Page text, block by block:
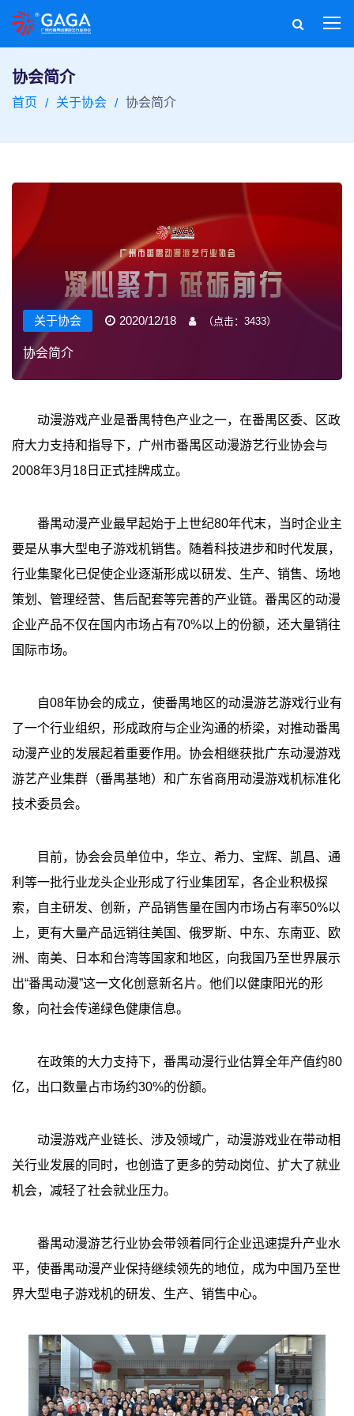
协会简介
首页 关于协会 协会简介
关于协会 2020/12/18 （点击： 3433）
协会简介
动漫游戏产业是番禺特色产业之一，在番禺区委、区政
府大力支持和指导下，广州市番禺区动漫游艺行业协会与
2008年3月18日正式挂牌成立。
番禺动漫产业最早起始于上世纪80年代末，当时企业主
要是从事大型电子游戏机销售。随着科技进步和时代发展，
行业集聚化已促使企业逐渐形成以研发、生产、销售、场地
策划、管理经营、售后配套等完善的产业链。番禺区的动漫
企业产品不仅在国内市场占有70%以上的份额，还大量销往
国际市场。
自08年协会的成立，使番禺地区的动漫游艺游戏行业有
了一个行业组织，形成政府与企业沟通的桥梁，对推动番禺
动漫产业的发展起着重要作用。协会相继获批广东动漫游戏
游艺产业集群（番禺基地）和广东省商用动漫游戏机标准化
技术委员会。
目前，协会会员单位中，华立、希力、宝辉、凯昌、通
利等一批行业龙头企业形成了行业集团军，各企业积极探
索，自主研发、创新，产品销售量在国内市场占有率50%以
上，更有大量产品远销往美国、俄罗斯、中东、东南亚、欧
洲、南美、日本和台湾等国家和地区，向我国乃至世界展示
出“番禺动漫”这一文化创意新名片。他们以健康阳光的形
象，向社会传递绿色健康信息。
在政策的大力支持下，番禺动漫行业估算全年产值约80
亿，出口数量占市场约30%的份额。
动漫游戏产业链长、涉及领域广，动漫游戏业在带动相
关行业发展的同时，也创造了更多的劳动岗位、扩大了就业
机会，减轻了社会就业压力。
番禺动漫游艺行业协会带领着同行企业迅速提升产业水
平，使番禺动漫产业保持继续领先的地位，成为中国乃至世
界大型电子游戏机的研发、生产、销售中心。